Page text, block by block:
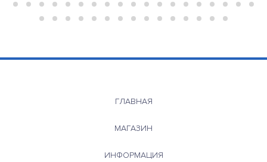
ГЛАВНАЯ
МАГАЗИН
ИНФОРМАЦИЯ